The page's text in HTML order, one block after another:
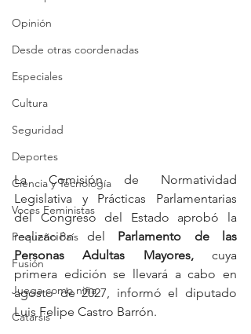
Opinión
Desde otras coordenadas
Especiales
Cultura
Seguridad
Deportes
Ciencia y Tecnología
Voces Feministas
Pequeño País
Fusión
Juega como niña
Catarsis
La Comisión de Normatividad
Legislativa y Prácticas Parlamentarias
del Congreso del Estado aprobó la
realización del Parlamento de las
Personas Adultas Mayores, cuya
primera edición se llevará a cabo en
agosto de 2027, informó el diputado
Luis Felipe Castro Barrón.